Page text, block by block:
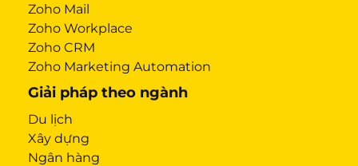
Zoho Mail
Zoho Workplace
Zoho CRM
Zoho Marketing Automation
Giải pháp theo ngành
Du lịch
Xây dựng
Ngân hàng